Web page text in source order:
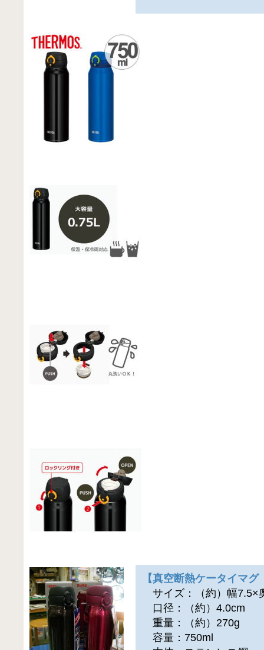
【真空断熱ケータイマ
サイズ：（約）幅7.5×
口径：（約）4.0cm
重量：（約）270g
容量：750ml